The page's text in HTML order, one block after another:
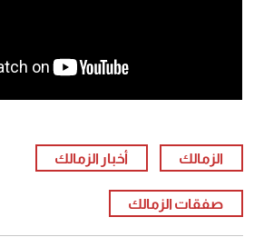
الزمالك أخبار الزمالك
صفقات الزمالك